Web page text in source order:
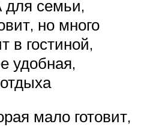
для семьи,
но много
в гостиной,
удобная,
мало готовит,